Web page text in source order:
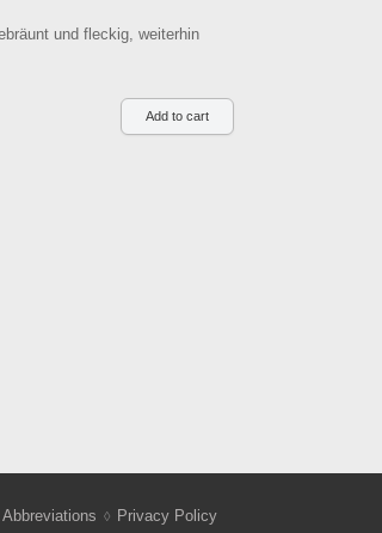
und fleckig, weiterhin
Abbreviations
Privacy Policy